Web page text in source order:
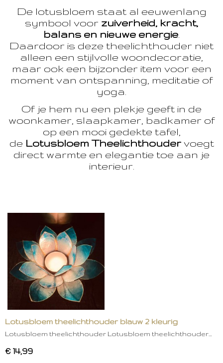
De lotusbloem staat al eeuwenlang
symbool voor zuiverheid, kracht,
balans en nieuwe energie
Daardoor is deze theelichthouder niet
alleen een stijlvolle woondecoratie,
maar ook een bijzonder item voor een
moment van ontspanning, meditatie of
yoga.
Of je hem nu een plekje geeft in de
woonkamer, slaapkamer, badkamer of
op een mooi gedekte tafel,
de Lotusbloem Theelichthoudervoegt
direct warmte en elegantie toe aan je
interieur.
Lotusbloem theelichthouder blauw 2 kleurig
Lotusbloem theelichthouder Lotusbloem theelichthouder…
€ 14,99